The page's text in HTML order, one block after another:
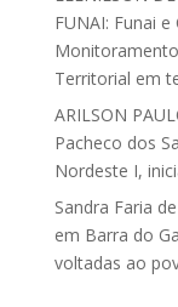
FUNAI: Funai
Territorial em
ARILSON
Pacheco dos
Nordeste I,
Sandra Faria
em Barra do
voltadas ao